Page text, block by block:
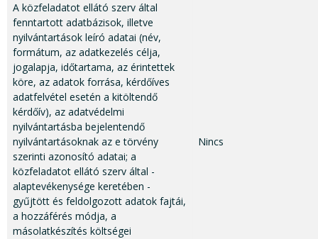
A közfeladatot ellátó szerv által
fenntartott adatbázisok, illetve
nyilvántartások leíró adatai (név,
formátum, az adatkezelés célja,
jogalapja, időtartama, az érintettek
köre, az adatok forrása, kérdőíves
adatfelvétel esetén a kitöltendő
kérdőív), az adatvédelmi
nyilvántartásba bejelentendő
nyilvántartásoknak az e törvény
szerinti azonosító adatai; a
közfeladatot ellátó szerv által -
alaptevékenysége keretében -
gyűjtött és feldolgozott adatok fajtái,
a hozzáférés módja, a
másolatkészítés költségei
Nincs